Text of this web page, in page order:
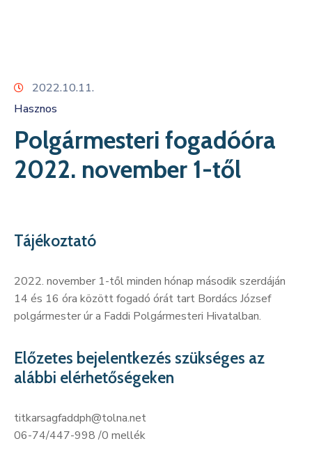
2022.10.11.
Hasznos
Polgármesteri fogadóóra
2022. november 1-től
Tájékoztató
2022. november 1-től minden hónap második szerdáján
14 és 16 óra között fogadó órát tart Bordács József
polgármester úr a Faddi Polgármesteri Hivatalban.
Előzetes bejelentkezés szükséges az
alábbi elérhetőségeken
titkarsagfaddph@tolna.net
06-74/447-998 /0 mellék